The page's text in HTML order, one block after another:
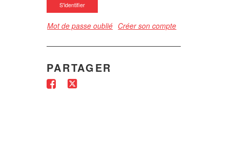
S'identifier
Mot de passe oublié Créer son compte
PARTAGER